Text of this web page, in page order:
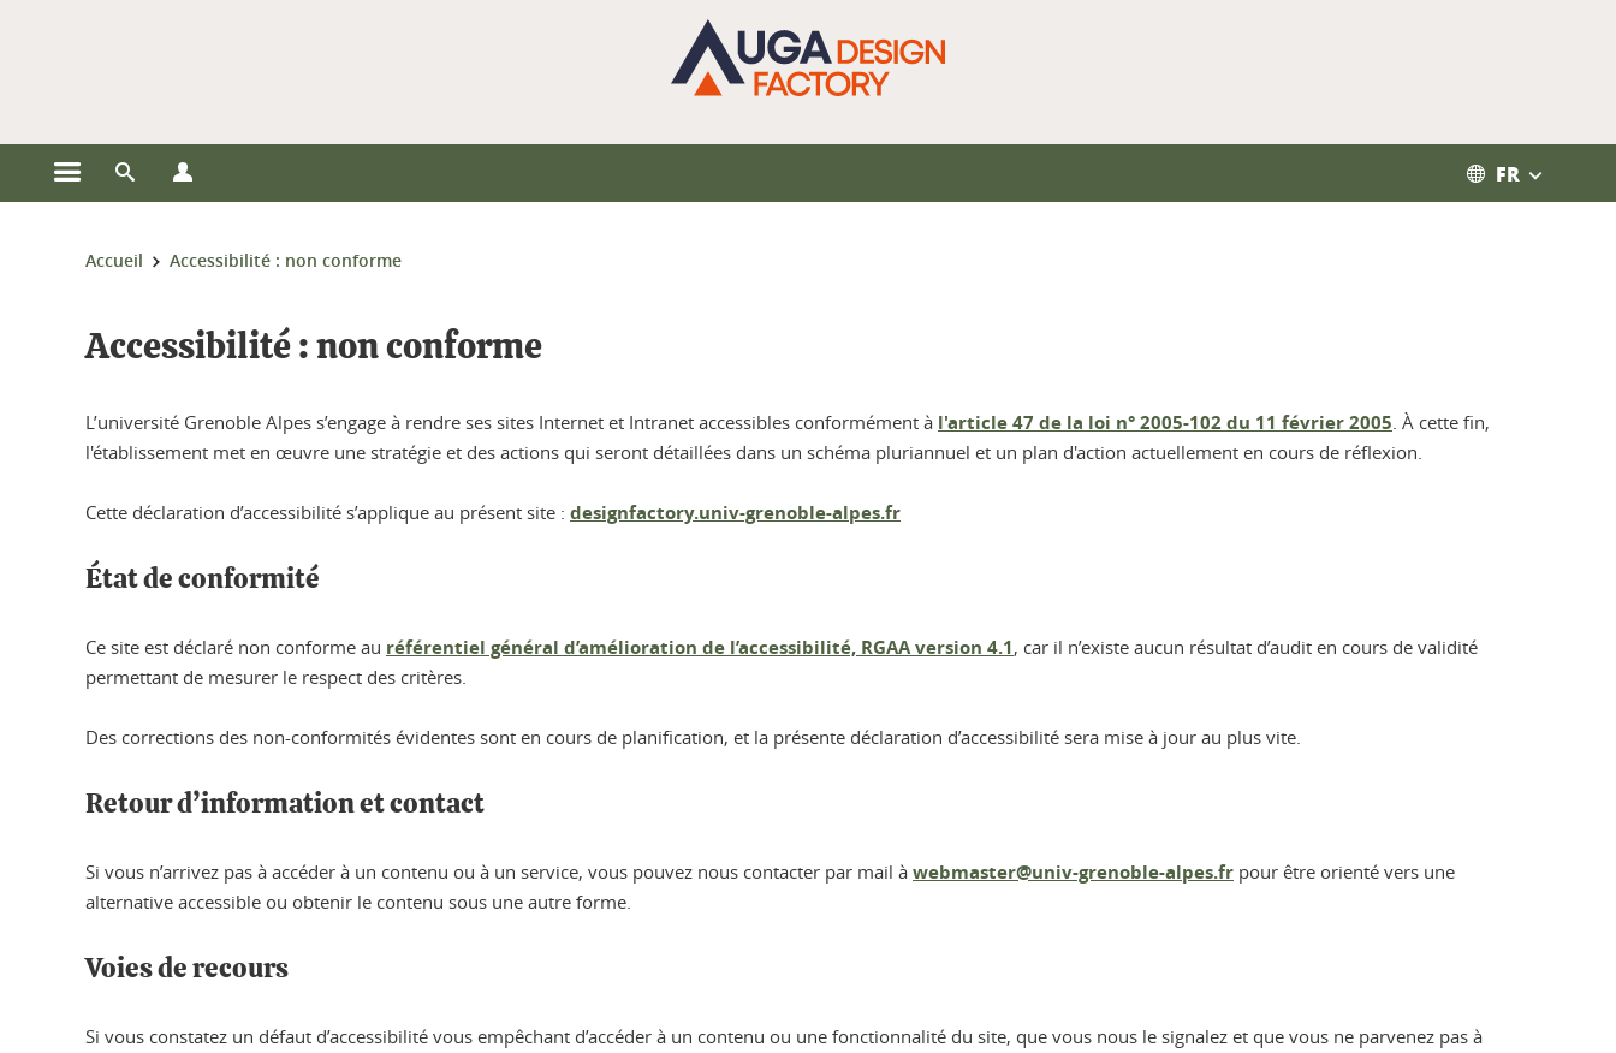
Ouvrir le menu principal
Ouvrir le moteur de recherche FR
Vous êtes ici :
Accueil Accessibilité : non conforme
Accessibilité : non conforme
L’université Grenoble Alpes s’engage à rendre ses sites Internet et Intranet accessibles conformément à l'article 47 de la loi n° 2005-102 du 11 février 2005. À cette fin,
l'établissement met en œuvre une stratégie et des actions qui seront détaillées dans un schéma pluriannuel et un plan d'action actuellement en cours de réflexion.
Cette déclaration d’accessibilité s’applique au présent site : designfactory.univ-grenoble-alpes.fr
État de conformité
Ce site est déclaré non conforme au référentiel général d’amélioration de l’accessibilité, RGAA version 4.1, car il n’existe aucun résultat d’audit en cours de validité
permettant de mesurer le respect des critères.
Des corrections des non-conformités évidentes sont en cours de planification, et la présente déclaration d’accessibilité sera mise à jour au plus vite.
Retour d’information et contact
Si vous n’arrivez pas à accéder à un contenu ou à un service, vous pouvez nous contacter par mail à webmaster@univ-grenoble-alpes.fr pour être orienté vers une
alternative accessible ou obtenir le contenu sous une autre forme.
Voies de recours
Si vous constatez un défaut d’accessibilité vous empêchant d’accéder à un contenu ou une fonctionnalité du site, que vous nous le signalez et que vous ne parvenez pas à